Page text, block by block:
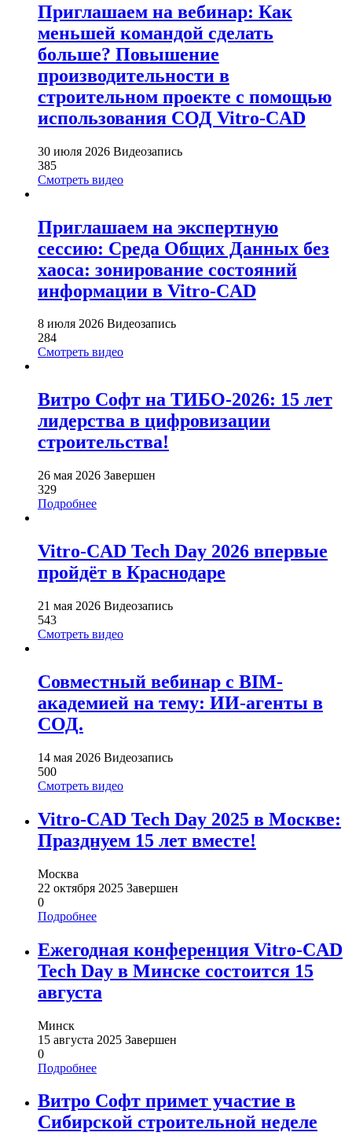
Приглашаем на вебинар: Как
меньшей командой сделать
больше? Повышение
производительности в
строительном проекте с помощью
использования СОД Vitro-CAD
30 июля 2026 Видеозапись
385
Смотреть видео
Приглашаем на экспертную
сессию: Среда Общих Данных без
хаоса: зонирование состояний
информации в Vitro-CAD
8 июля 2026 Видеозапись
284
Смотреть видео
Витро Софт на ТИБО-2026: 15 лет
лидерства в цифровизации
строительства!
26 мая 2026 Завершен
329
Подробнее
Vitro-CAD Tech Day 2026 впервые
пройдёт в Краснодаре
21 мая 2026 Видеозапись
543
Смотреть видео
Совместный вебинар с BIM-
академией на тему: ИИ-агенты в
СОД.
14 мая 2026 Видеозапись
500
Смотреть видео
Vitro-CAD Tech Day 2025 в Москве:
Празднуем 15 лет вместе!
Москва
22 октября 2025 Завершен
0
Подробнее
Ежегодная конференция Vitro-CAD
Tech Day в Минске состоится 15
августа
Минск
15 августа 2025 Завершен
0
Подробнее
Витро Софт примет участие в
Сибирской строительной неделе